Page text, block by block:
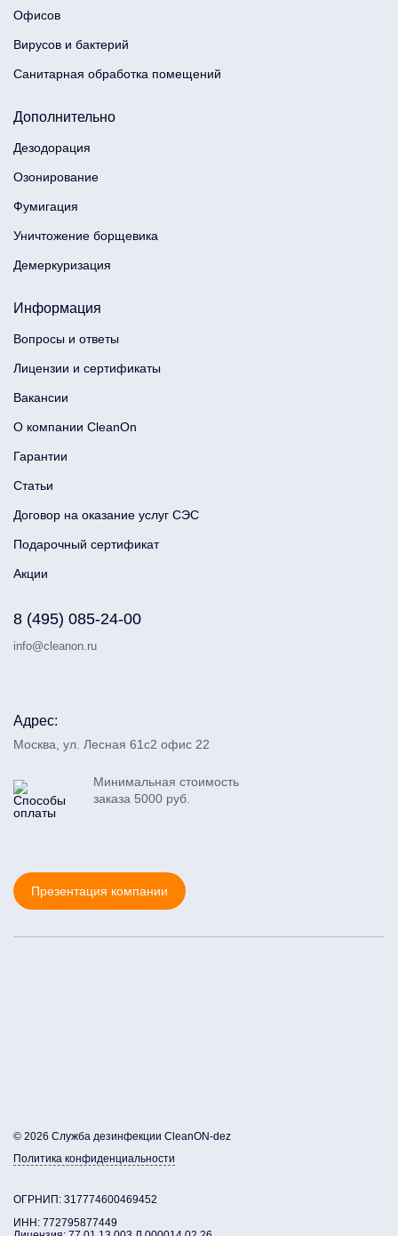
Офисов
Вирусов и бактерий
Санитарная обработка помещений
Дополнительно
Дезодорация
Озонирование
Фумигация
Уничтожение борщевика
Демеркуризация
Информация
Вопросы и ответы
Лицензии и сертификаты
Вакансии
О компании CleanOn
Гарантии
Статьи
Договор на оказание услуг СЭС
Подарочный сертификат
Акции
8 (495) 085-24-00
info@cleanon.ru
Адрес:
Москва, ул. Лесная 61с2 офис 22
Минимальная стоимость
заказа 5000 руб.
Презентация компании
© 2026 Служба дезинфекции CleanON-dez
Политика конфиденциальности
ОГРНИП: 317774600469452
ИНН: 772795877449